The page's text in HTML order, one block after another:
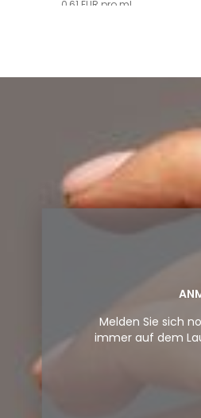
0,61 EUR pro ml
Melden Sie sich
immer auf dem